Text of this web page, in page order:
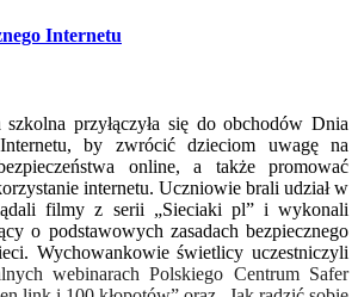
Internetu
szkolna przyłączyła się do obchodów Dnia
by zwrócić dzieciom uwagę na
online, a także promować
internetu. Uczniowie brali udział w
filmy z serii „Sieciaki pl” i wykonali
o podstawowych zasadach bezpiecznego
Wychowankowie świetlicy uczestniczyli
webinarach Polskiego Centrum Safer